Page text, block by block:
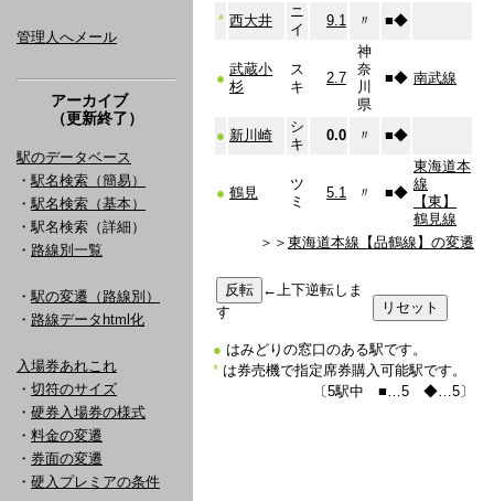
管理人へメール
アーカイブ
（更新終了）
駅のデータベース
・ 駅名検索（簡易）
・ 駅名検索（基本）
・駅名検索（詳細）
・ 路線別一覧
・ 駅の変遷（路線別）
・ 路線データhtml化
入場券あれこれ
・ 切符のサイズ
・ 硬券入場券の様式
・ 料金の変遷
・ 券面の変遷
・ 硬入プレミアの条件
* 西大井
ニ
イ
9.1 〃 ■◆
●
武蔵小
杉
ス
キ
2.7
神
奈
川
県
■◆ 南武線
● 新川崎
シ
キ
0.0 〃 ■◆
● 鶴見
ツ
ミ
5.1 〃 ■◆
東海道本
線
【東】
鶴見線
＞＞ 東海道本線【品鶴線】の変遷
←上下逆転しま
す
● はみどりの窓口のある駅です。
* は券売機で指定席券購入可能駅です。
〔5駅中 ■…5 ◆…5〕